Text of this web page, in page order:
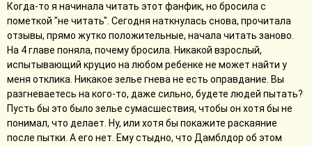
Когда-то я начинала читать этот фанфик, но бросила с
пометкой "не читать". Сегодня наткнулась снова, прочитала
отзывы, прямо жутко положительные, начала читать заново.
На 4 главе поняла, почему бросила. Никакой взрослый,
испытывающий круцио на любом ребенке не может найти у
меня отклика. Никакое зелье гнева не есть оправдание. Вы
разгневаетесь на кого-то, даже сильно, будете людей пытать?
Пусть бы это было зелье сумасшествия, чтобы он хотя бы не
понимал, что делает. Ну, или хотя бы покажите раскаяние
после пытки. А его нет. Ему стыдно, что Дамблдор об этом